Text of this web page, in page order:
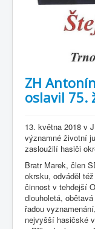
ZH
oslavil 75.
13. května 2018 v
významné životní
zasloužilí hasiči
Bratr Marek, člen
okrsku, odváděl
činnost v tehdejší
dlouholetá,
řadou
nejvyšší hasičské